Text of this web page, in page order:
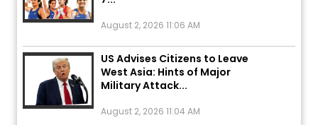
US Advises Citizens to Leave
West Asia: Hints of Major
Military Attack...